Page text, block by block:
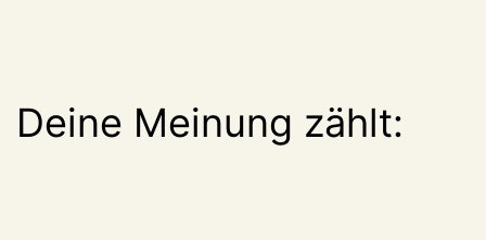
Deine Meinung zählt: